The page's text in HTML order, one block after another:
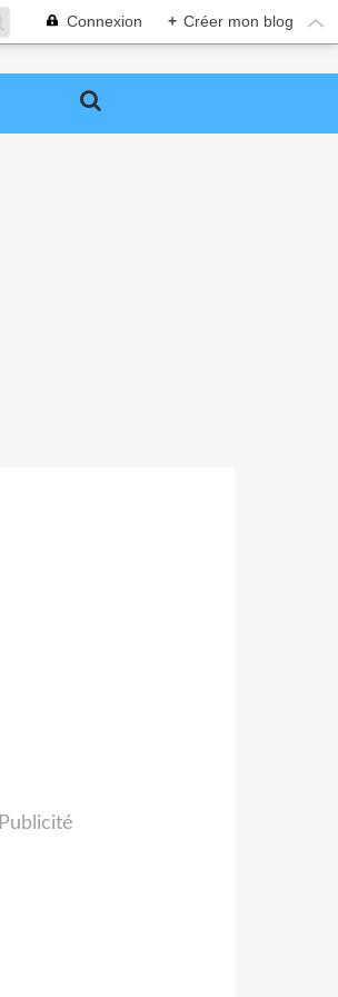
Connexion + Créer mon blog
Publicité